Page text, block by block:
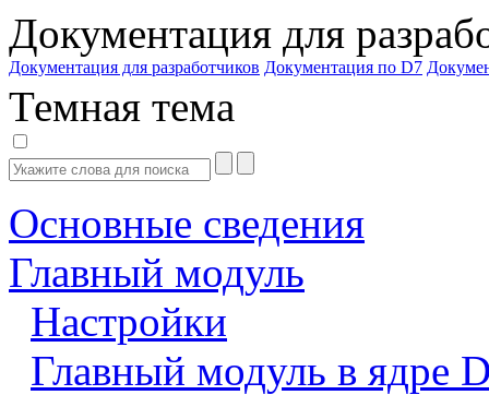
Документация для
Документация для разработчиков Документация по D7
Темная тема
Основные сведения
Главный модуль
Настройки
Главный модуль в ядре